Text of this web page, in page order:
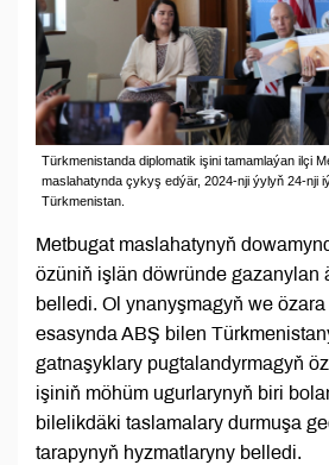
Türkmenistanda diplomatik işini tamamlaýan ilçi
maslahatynda çykyş edýär, 2024-nji ýylyň 24-nji
Türkmenistan.
Metbugat maslahatynyň
özüniň işlän döwründe gazanylan
belledi. Ol ynanyşmagyň we
esasynda ABŞ bilen
gatnaşyklary pugtalandyrmagyň
işiniň möhüm ugurlarynyň biri
bilelikdäki taslamalary durmuşa
tarapynyň hyzmatlaryny belledi.